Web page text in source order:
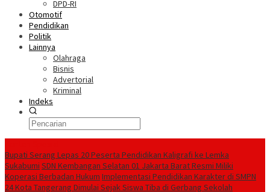
DPD-RI
Otomotif
Pendidikan
Politik
Lainnya
Olahraga
Bisnis
Advertorial
Kriminal
Indeks
Bupati Serang Lepas 20 Peserta Pendidikan Kaligrafi ke Lemka
Sukabumi SDN Kembangan Selatan 01 Jakarta Barat Resmi Miliki
Koperasi Berbadan Hukum Implementasi Pendidikan Karakter di SMPN
24 Kota Tangerang Dimulai Sejak Siswa Tiba di Gerbang Sekolah